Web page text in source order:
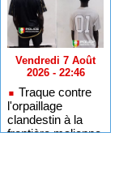
Vendredi 7 Août
2026 - 22:46
Traque contre
l'orpaillage
clandestin à la
frontière malienne